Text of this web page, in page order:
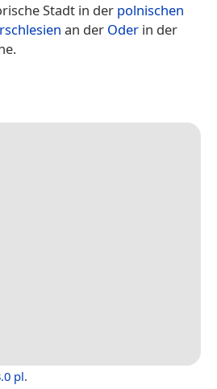
Stadt in der polnischen
an der Oder in der
pl.